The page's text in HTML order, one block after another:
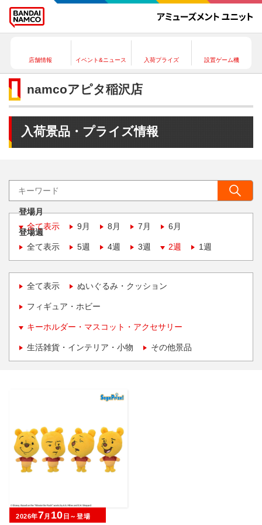
店舗情報 イベント&ニュース 入荷プライズ 設置ゲーム機
namcoアピタ稲沢店
入荷景品・プライズ情報
登場月
全て表示
9月 8月 7月 6月
登場週
全て表示
5週 4週 3週 2週 1週
全て表示 ぬいぐるみ・クッション
フィギュア・ホビー
キーホルダー・マスコット・アクセサリー
生活雑貨・インテリア・小物 その他景品
2026年7月 10 日～登場